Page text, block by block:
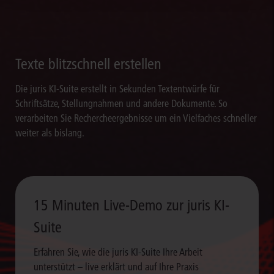
Texte blitzschnell erstellen
Die juris KI-Suite erstellt in Sekunden Textentwürfe für
Schriftsätze, Stellungnahmen und andere Dokumente. So
verarbeiten Sie Rechercheergebnisse um ein Vielfaches schneller
weiter als bislang.
15 Minuten Live-Demo zur juris KI-
Suite
Erfahren Sie, wie die juris KI-Suite Ihre Arbeit
unterstützt – live erklärt und auf Ihre Praxis